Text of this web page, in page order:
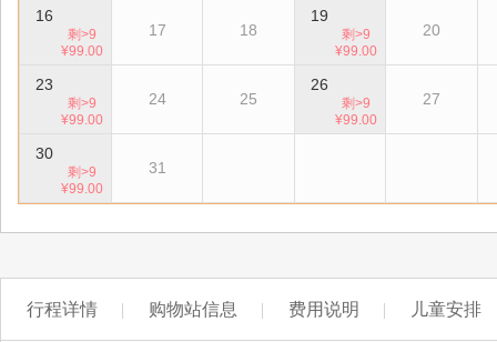
16
剩>9
¥99.00
17 18
19
剩>9
¥99.00
20
23
剩>9
¥99.00
24 25
26
剩>9
¥99.00
27
30
剩>9
¥99.00
31
行程详情 购物站信息 费用说明 儿童安排